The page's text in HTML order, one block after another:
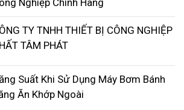
thể được phân loại thêm là kim
loại màu. Máy bơm làm bằng
Nghiệp Chính Hãng
TY TNHH THIẾT BỊ CÔNG NGHIỆP
TÂM PHÁT
Suất Khi Sử Dụng Máy Bơm Bánh
Ăn Khớp Ngoài